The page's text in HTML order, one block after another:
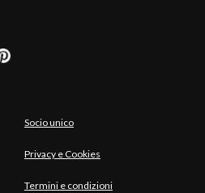
Socio unico
Privacy e Cookies
Termini e condizioni